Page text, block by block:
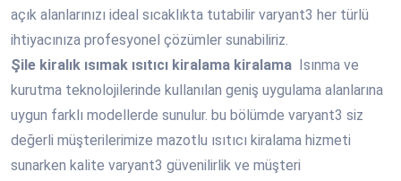
açık alanlarınızı ideal sıcaklıkta tutabilir varyant3 her türlü
ihtiyacınıza profesyonel çözümler sunabiliriz.
Şile kiralık ısımak ısıtıcı kiralama kiralama Isınma ve
kurutma teknolojilerinde kullanılan geniş uygulama alanlarına
uygun farklı modellerde sunulur. bu bölümde varyant3 siz
değerli müşterilerimize mazotlu ısıtıcı kiralama hizmeti
sunarken kalite varyant3 güvenilirlik ve müşteri